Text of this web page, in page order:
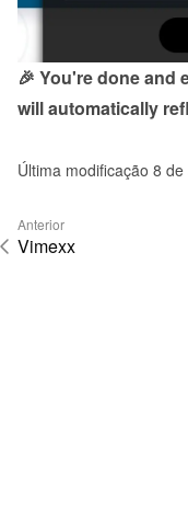
🎉 You're done and
will automatically
Última modificação 8
Anterior
Vimexx